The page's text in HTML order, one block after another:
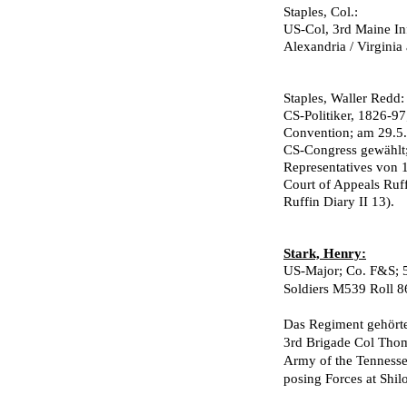
Staples, Col.:
US-Col, 3rd Maine
Alexandria / Virginia
Staples, Waller Redd:
CS-Politiker, 1826-
Convention; am
CS-Congress
Representatives von
Court of Appeals
Ruffin Diary II 13).
Stark, Henry:
US-Major; Co. F&S;
Soldiers M539 Roll
Das Regiment
3rd Brigade Col
Army of the
posing Forces at